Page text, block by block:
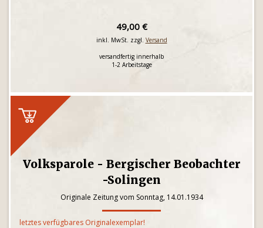
49,00 €
inkl. MwSt. zzgl. Versand
versandfertig innerhalb
1-2 Arbeitstage
Volksparole - Bergischer Beobachter
-Solingen
Originale Zeitung vom Sonntag, 14.01.1934
letztes verfügbares Originalexemplar!